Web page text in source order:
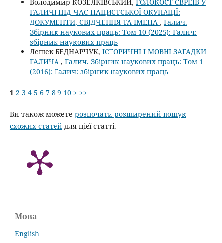
Володимир КОЗЕЛКІВСЬКИЙ, ГОЛОКОСТ ЄВРЕЇВ У
ГАЛИЧІ ПІД ЧАС НАЦИСТСЬКОЇ ОКУПАЦІЇ:
ДОКУМЕНТИ, СВІДЧЕННЯ ТА ІМЕНА , Галич.
Збірник наукових праць: Том 10 (2025): Галич:
збірник наукових праць
Лешек БЕДНАРЧУК, ІСТОРИЧНІ І МОВНІ ЗАГАДКИ
ГАЛИЧА , Галич. Збірник наукових праць: Том 1
(2016): Галич: збірник наукових праць
1 2 3 4 5 6 7 8 9 10 > >>
Ви також можете розпочати розширений пошук
схожих статейдля цієї статті.
Мова
English